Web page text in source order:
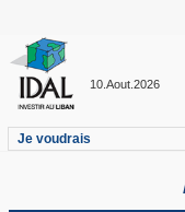
10.Aout.2026
Je voudrais